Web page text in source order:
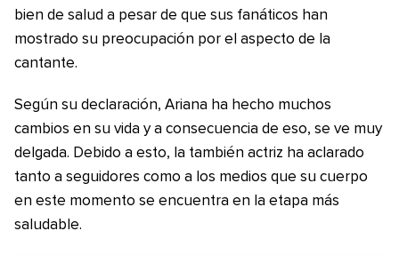
bien de salud a pesar de que sus fanáticos han
mostrado su preocupación por el aspecto de la
cantante.
Según su declaración, Ariana ha hecho muchos
cambios en su vida y a consecuencia de eso, se ve muy
delgada. Debido a esto, la también actriz ha aclarado
tanto a seguidores como a los medios que su cuerpo
en este momento se encuentra en la etapa más
saludable.